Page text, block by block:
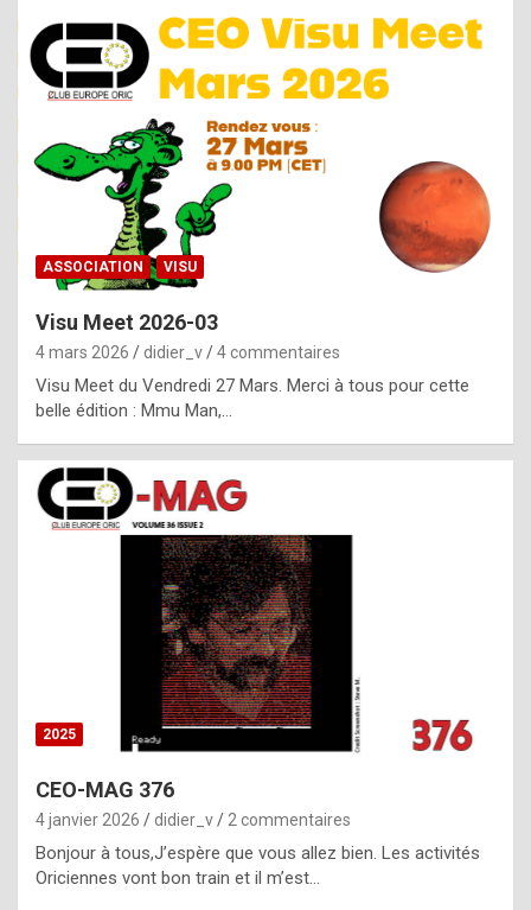
i
n
e
R
o
p
l
c
h
i
s
t
o
r
p
e
c
ASSOCIATION VISU
Visu Meet 2026-03
4 mars 2026 didier_v 4 commentaires
Visu Meet du Vendredi 27 Mars. Merci à tous pour cette
belle édition : Mmu Man,…
2025
CEO-MAG 376
4 janvier 2026 didier_v 2 commentaires
Bonjour à tous,J’espère que vous allez bien. Les activités
Oriciennes vont bon train et il m’est…